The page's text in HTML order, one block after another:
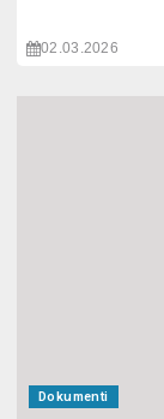
02.03.2026
Dokumenti